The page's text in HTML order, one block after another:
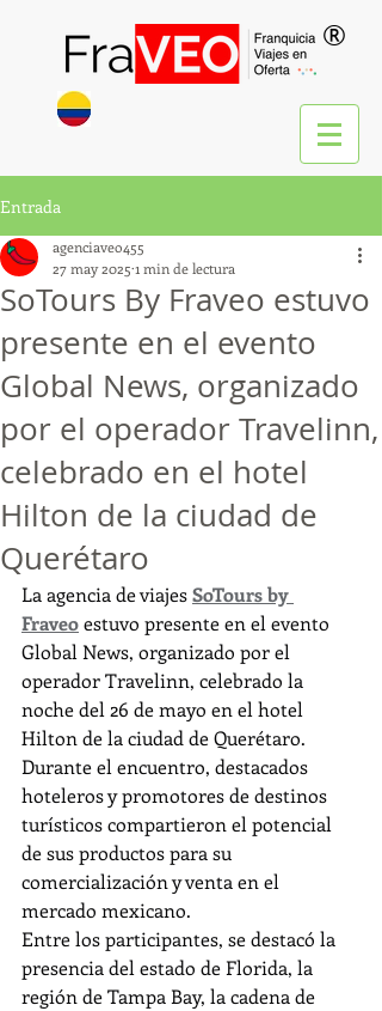
®
Entrada
SoTours By Fraveo estuvo
presente en el evento
Global News, organizado
por el operador Travelinn,
celebrado en el hotel
Hilton de la ciudad de
Querétaro
agenciaveo455
27 may 2025 1 min de lectura
La agencia de viajes SoTours by
Fraveo estuvo presente en el evento
Global News, organizado por el
operador Travelinn, celebrado la
noche del 26 de mayo en el hotel
Hilton de la ciudad de Querétaro.
Durante el encuentro, destacados
hoteleros y promotores de destinos
turísticos compartieron el potencial
de sus productos para su
comercialización y venta en el
mercado mexicano.
Entre los participantes, se destacó la
presencia del estado de Florida, la
región de Tampa Bay, la cadena de